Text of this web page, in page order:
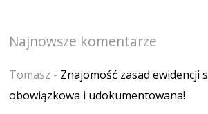
Najnowsze komentarze
Tomasz - Znajomość zasad ewidencji
obowiązkowa i udokumentowana!